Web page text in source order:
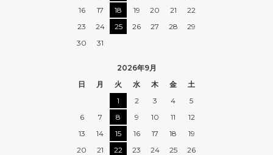
16
17 18 19 20 21
22
23
24 25 26 27 28
29
30
31
2026年9月
日
月 火 水 木 金
土
1
2 3 4
5
6
7 8 9 10 11
12
13
14 15 16 17 18
19
20
21 22 23 24 25
26